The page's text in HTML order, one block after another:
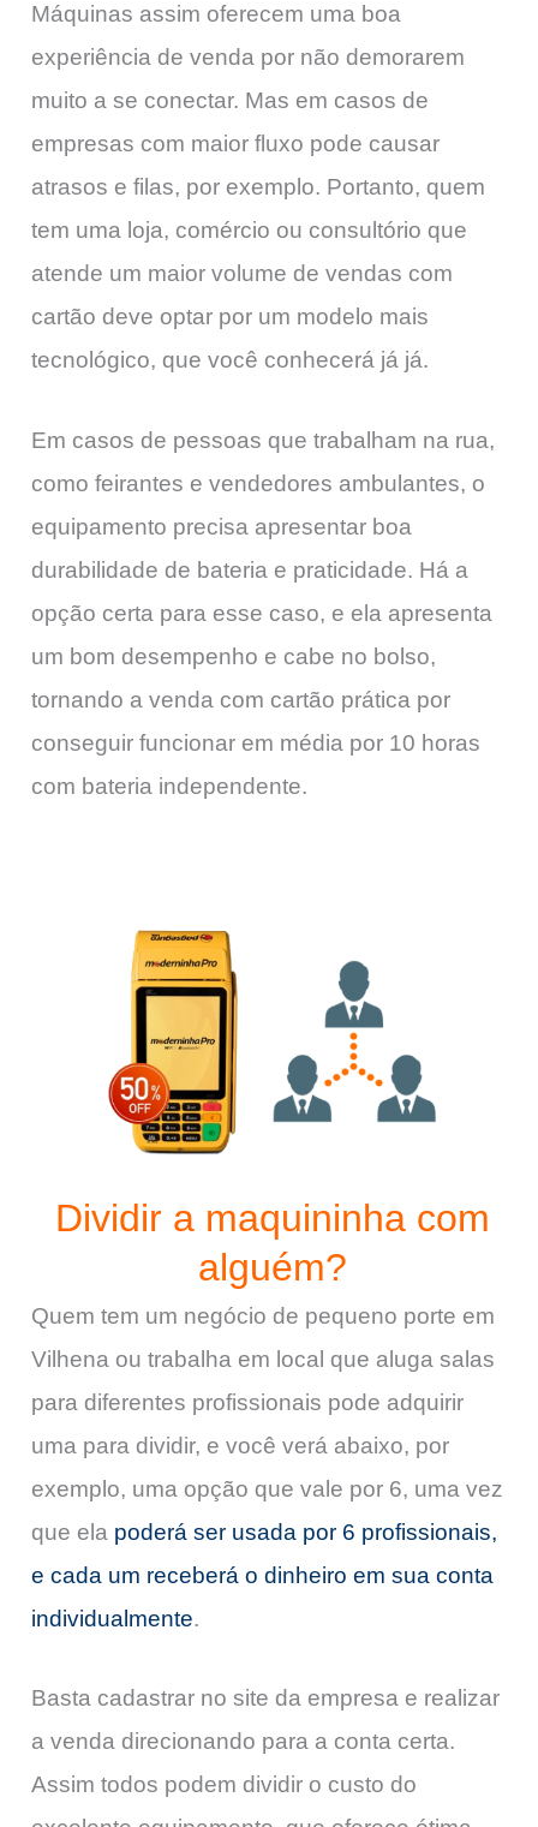
Máquinas assim oferecem uma boa
experiência de venda por não demorarem
muito a se conectar. Mas em casos de
empresas com maior fluxo pode causar
atrasos e filas, por exemplo. Portanto, quem
tem uma loja, comércio ou consultório que
atende um maior volume de vendas com
cartão deve optar por um modelo mais
tecnológico, que você conhecerá já já.
Em casos de pessoas que trabalham na rua,
como feirantes e vendedores ambulantes, o
equipamento precisa apresentar boa
durabilidade de bateria e praticidade. Há a
opção certa para esse caso, e ela apresenta
um bom desempenho e cabe no bolso,
tornando a venda com cartão prática por
conseguir funcionar em média por 10 horas
com bateria independente.
Dividir a maquininha com
alguém?
Quem tem um negócio de pequeno porte em
Vilhena ou trabalha em local que aluga salas
para diferentes profissionais pode adquirir
uma para dividir, e você verá abaixo, por
exemplo, uma opção que vale por 6, uma vez
que ela poderá ser usada por 6 profissionais,
e cada um receberá o dinheiro em sua conta
individualmente.
Basta cadastrar no site da empresa e realizar
a venda direcionando para a conta certa.
Assim todos podem dividir o custo do